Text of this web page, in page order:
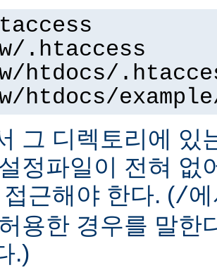
.htaccess
htdocs/
htdocs/
그 디렉토리에 있
정파일이 전혀 없
접근해야 한다. (/
용한 경우를 말한
.)